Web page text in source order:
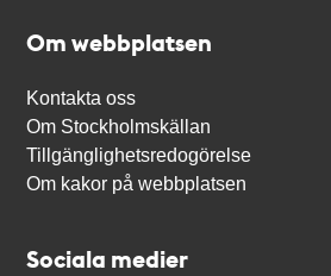
Om webbplatsen
Kontakta oss
Om Stockholmskällan
Tillgänglighetsredogörelse
Om kakor på webbplatsen
Sociala medier